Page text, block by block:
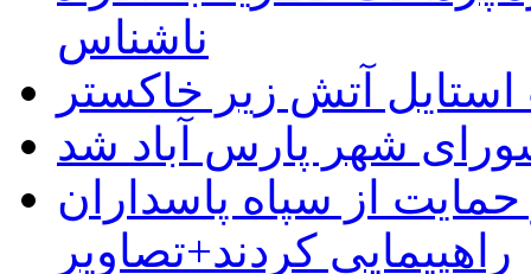
ناشناس
آتش زیر خاکستر
شهر پارس آباد شد
از سپاه پاسداران
راهپیمایی کردند+تصاویر